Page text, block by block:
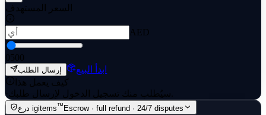
السعر المستهدف
AED
0500
إرسال الطلب
ابدأ البيع
كيف يعمل هذا
·
درع igitems™ Escrow · full refund · 24/7 disputes